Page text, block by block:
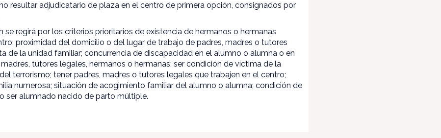
resultar adjudicatario de plaza en el centro de primera opción, consignados por
se regirá por los criterios prioritarios de existencia de hermanos o hermanas
proximidad del domicilio o del lugar de trabajo de padres, madres o tutores
de la unidad familiar; concurrencia de discapacidad en el alumno o alumna o en
tutores legales, hermanos o hermanas; ser condición de víctima de la
terrorismo; tener padres, madres o tutores legales que trabajen en el centro;
numerosa; situación de acogimiento familiar del alumno o alumna; condición de
ser alumnado nacido de parto múltiple.